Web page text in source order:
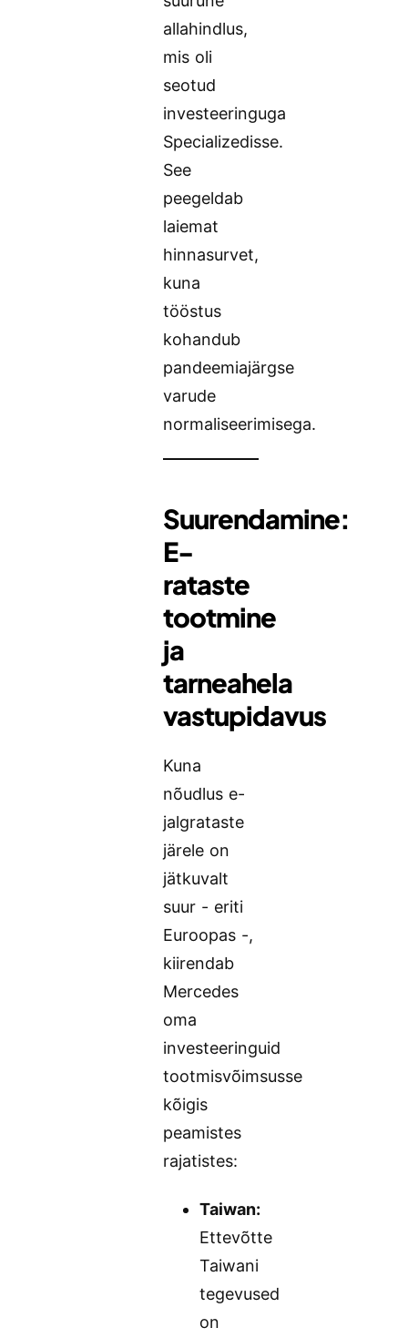
allahindlus,
mis oli
seotud
investeeringuga
Specializedisse.
See
peegeldab
laiemat
hinnasurvet,
kuna
tööstus
kohandub
pandeemiajärgse
varude
normaliseerimisega.
Suurendamine:
E-
rataste
tootmine
ja
tarneahela
vastupidavus
Kuna
nõudlus e-
jalgrataste
järele on
jätkuvalt
suur - eriti
Euroopas -,
kiirendab
Mercedes
oma
investeeringuid
tootmisvõimsusse
kõigis
peamistes
rajatistes:
Taiwan:
Ettevõtte
Taiwani
tegevused
on